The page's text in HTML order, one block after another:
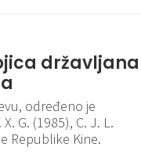
državljana
određeno je
G. (1985), C. J. L.
Republike Kine.